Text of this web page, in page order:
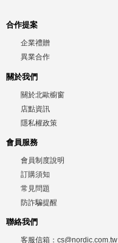
合作提案
企業禮贈
異業合作
關於我們
關於北歐櫥窗
店點資訊
隱私權政策
會員服務
會員制度說明
訂購須知
常見問題
防詐騙提醒
聯絡我們
客服信箱： cs@nordic.com.tw